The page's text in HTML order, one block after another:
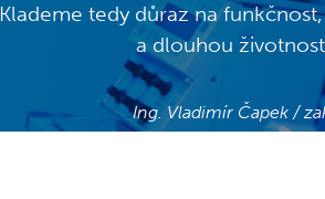
Klademe tedy důraz na
a dlouhou
Ing. Vladimír Čapek /